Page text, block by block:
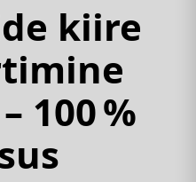
kiire
100 %